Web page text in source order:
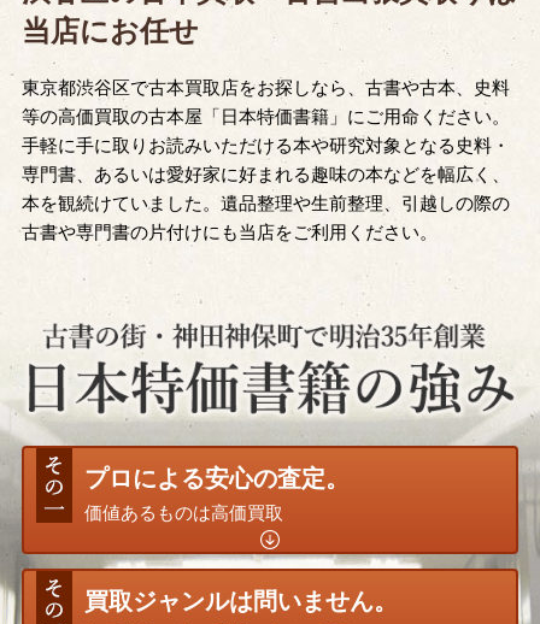
当店にお任せ
東京都渋谷区で古本買取店をお探しなら、古書や古本、史料
等の高価買取の古本屋「日本特価書籍」にご用命ください。
手軽に手に取りお読みいただける本や研究対象となる史料・
専門書、あるいは愛好家に好まれる趣味の本などを幅広く、
本を観続けていました。遺品整理や生前整理、引越しの際の
古書や専門書の片付けにも当店をご利用ください。
プロによる安心の査定。
価値あるものは高価買取
買取ジャンルは問いません。